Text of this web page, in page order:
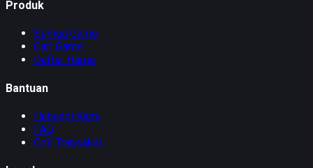
Produk
Semua Game
Cari Game
Daftar Harga
Bantuan
Hubungi Kami
FAQ
Cek Transaksi